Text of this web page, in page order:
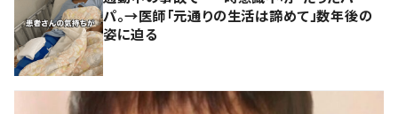
パ。→医師「元通りの生活は諦めて」数年後の
姿に迫る